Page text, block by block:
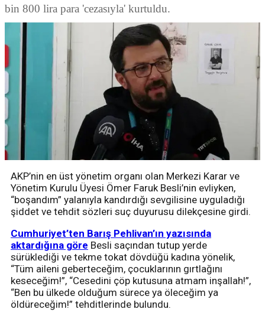
bin 800 lira para 'cezasıyla' kurtuldu.
AKP’nin en üst yönetim organı olan Merkezi Karar ve
Yönetim Kurulu Üyesi Ömer Faruk Besli’nin evliyken,
“boşandım” yalanıyla kandırdığı sevgilisine uyguladığı
şiddet ve tehdit sözleri suç duyurusu dilekçesine girdi.
Cumhuriyet’ten Barış Pehlivan’ın yazısında
aktardığına göre Besli saçından tutup yerde
sürüklediği ve tekme tokat dövdüğü kadına yönelik,
“Tüm aileni geberteceğim, çocuklarının gırtlağını
keseceğim!”, “Cesedini çöp kutusuna atmam inşallah!”,
“Ben bu ülkede olduğum sürece ya öleceğim ya
öldüreceğim!” tehditlerinde bulundu.